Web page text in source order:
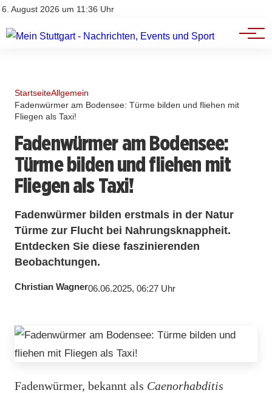
6. August 2026 um 11:36 Uhr
Impressum
Branchenbuch
Werbung
StartseiteAllgemein
Fadenwürmer am Bodensee: Türme bilden und fliehen mit
Fliegen als Taxi!
Fadenwürmer am Bodensee:
Türme bilden und fliehen mit
Fliegen als Taxi!
Fadenwürmer bilden erstmals in der Natur
Türme zur Flucht bei Nahrungsknappheit.
Entdecken Sie diese faszinierenden
Beobachtungen.
Christian Wagner06.06.2025, 06:27 Uhr
Fadenwürmer, bekannt als Caenorhabditis